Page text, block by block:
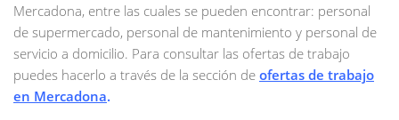
Mercadona, entre las cuales se pueden encontrar: personal
de supermercado, personal de mantenimiento y personal de
servicio a domicilio. Para consultar las ofertas de trabajo
puedes hacerlo a través de la sección de ofertas de trabajo
en Mercadona.